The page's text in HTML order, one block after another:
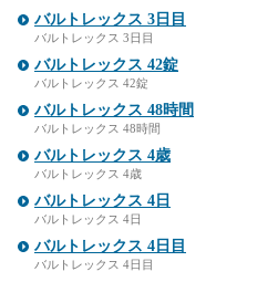
バルトレックス 3日目
バルトレックス 3日目
バルトレックス 42錠
バルトレックス 42錠
バルトレックス 48時間
バルトレックス 48時間
バルトレックス 4歳
バルトレックス 4歳
バルトレックス 4日
バルトレックス 4日
バルトレックス 4日目
バルトレックス 4日目